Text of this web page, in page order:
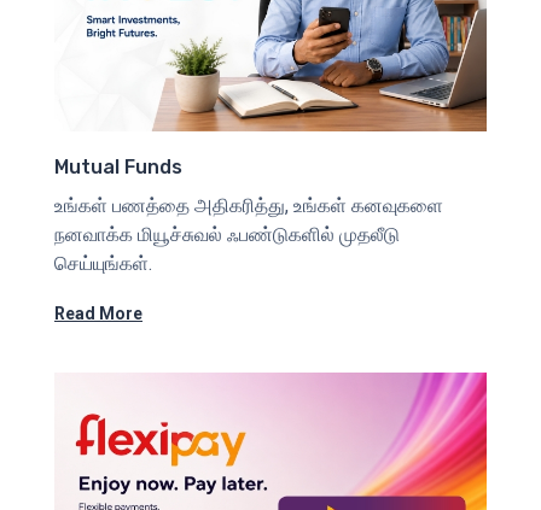
Mutual Funds
உங்கள் பணத்தை அதிகரித்து, உங்கள் கனவுகளை
நனவாக்க மியூச்சுவல் ஃபண்டுகளில் முதலீடு
செய்யுங்கள்.
Read More